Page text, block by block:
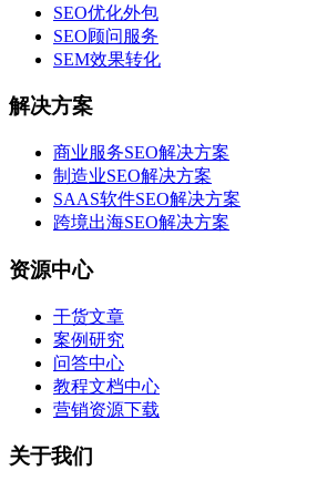
SEO优化外包
SEO顾问服务
SEM效果转化
解决方案
商业服务SEO解决方案
制造业SEO解决方案
SAAS软件SEO解决方案
跨境出海SEO解决方案
资源中心
干货文章
案例研究
问答中心
教程文档中心
营销资源下载
关于我们